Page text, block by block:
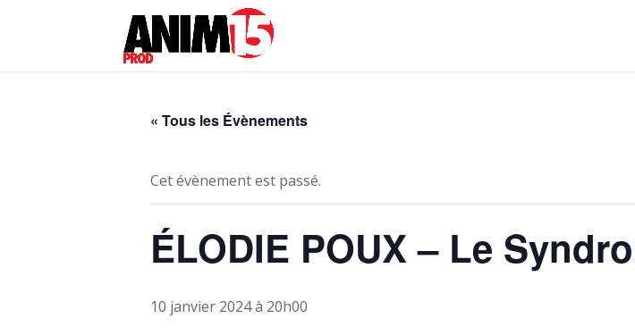
« Tous les Évènements
Cet évènement est passé.
ÉLODIE POUX – Le
10 janvier 2024 à 20h00